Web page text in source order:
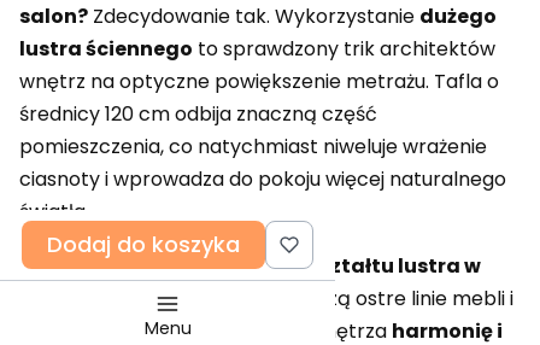
salon? Zdecydowanie tak. Wykorzystanie dużego
lustra ściennego to sprawdzony trik architektów
wnętrz na optyczne powiększenie metrażu. Tafla o
średnicy 120 cm odbija znaczną część
pomieszczenia, co natychmiast niweluje wrażenie
ciasnoty i wprowadza do pokoju więcej naturalnego
światła.
3. Jakie są zalety okrągłego kształtu lustra w
Okrągłe lustra łagodzą ostre linie mebli i
narożników, wprowadzając do wnętrza harmonię i
Dodaj do koszyka
Menu